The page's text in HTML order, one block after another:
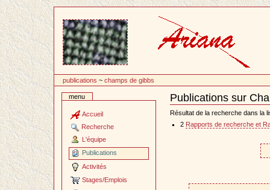
contenu
publications ~champs de gibbs
menu
Accueil
Recherche
L'équipe
Publications
Activités
Stages/Emplois
Publications sur
Document
Actions
Résultat de la recherche dans la
2 Rapports de recherche et